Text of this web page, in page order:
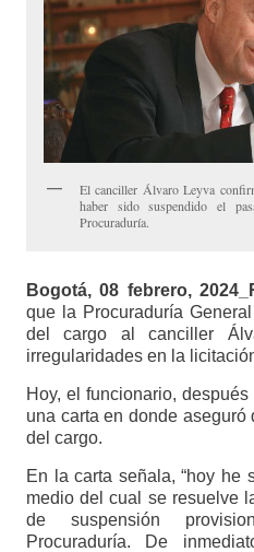
El canciller Álvaro Leyva
haber sido suspendido el
Procuraduría.
Bogotá, 08 febrero,
que la Procuraduría
del cargo al canciller
irregularidades en la
Hoy, el funcionario,
una carta en donde
del cargo.
En la carta señala, “hoy he
medio del cual se resuelve
de suspensión
Procuraduría. De